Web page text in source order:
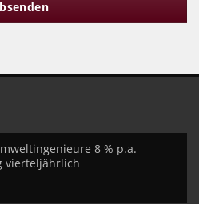
8 % p.a.
vierteljährlich